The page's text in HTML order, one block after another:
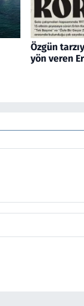
Özgün
yön veren